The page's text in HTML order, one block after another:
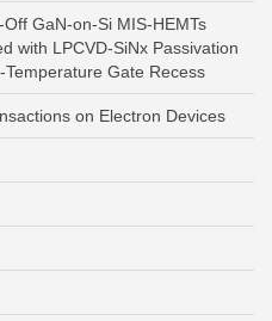
Off GaN-on-Si MIS-HEMTs
with LPCVD-SiNx Passivation
Temperature Gate Recess
on Electron Devices